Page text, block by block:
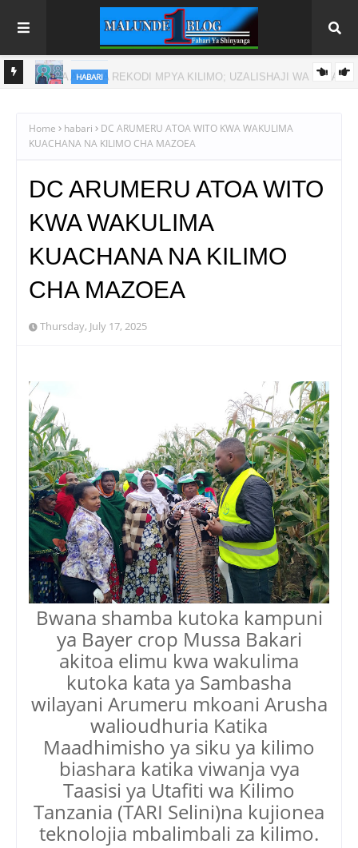
HABARI
Home habari
DC ARUMERU ATOA WITO KWA WAKULIMA
KUACHANA NA KILIMO CHA MAZOEA
DC ARUMERU ATOA WITO
KWA WAKULIMA
KUACHANA NA KILIMO
CHA MAZOEA
Thursday, July 17, 2025
Bwana shamba kutoka kampuni
ya Bayer crop Mussa Bakari
akitoa elimu kwa wakulima
kutoka kata ya Sambasha
wilayani Arumeru mkoani Arusha
walioudhuria Katika
Maadhimisho ya siku ya kilimo
biashara katika viwanja vya
Taasisi ya Utafiti wa Kilimo
Tanzania (TARI Selini)na kujionea
teknolojia mbalimbali za kilimo.